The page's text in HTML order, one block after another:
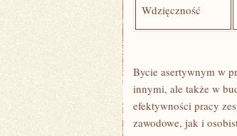
Wdzięczność
Bycie asertywnym w
innymi, ⁤ale także‍ w⁣
efektywności ⁢pracy
zawodowe, jak i